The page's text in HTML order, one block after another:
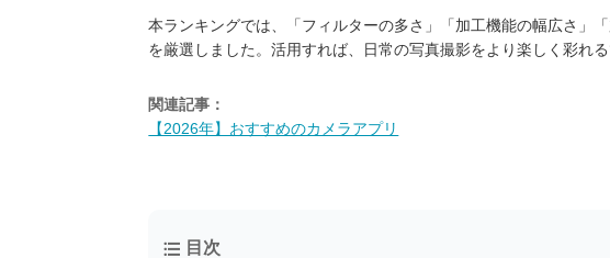
本ランキングでは、「フィルターの多さ」「加工機能の幅広さ」
を厳選しました。活用すれば、日常の写真撮影をより楽しく彩れる
関連記事：
【2026年】おすすめのカメラアプリ
目次